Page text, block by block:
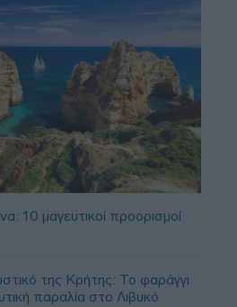
10 μαγευτικοί προορισμοί
της Κρήτης: Το φαράγγι
παραλία στο Λιβυκό